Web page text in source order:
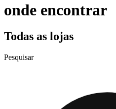
onde encontrar
Todas as lojas
Pesquisar